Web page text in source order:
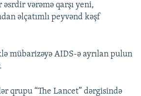
vərəmə qarşı yeni,
əlçatımlı peyvənd kəşf
mübarizəyə AIDS-ə ayrılan pulun
qrupu “The Lancet” dərgisində